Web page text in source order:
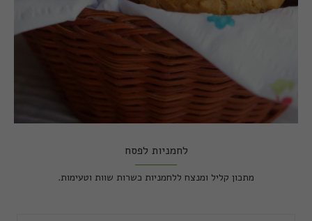
לחמניות לפסח
מתכון קליל ומנצח ללחמניות כשרות שוות וטעימות.